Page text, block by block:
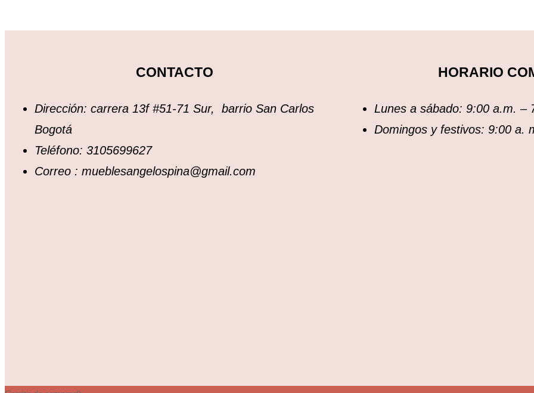
CONTACTO
Dirección: carrera 13f #51-71 Sur, barrio San Carlos
Bogotá
Teléfono: 3105699627
Correo : mueblesangelospina@gmail.com
HORARIO
Lunes a sábado: 9:00 a.m. –
Domingos y festivos: 9:00 a.